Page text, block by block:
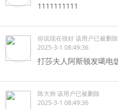
1111111111
你说现在很好该用户已被删除
2025-3-1 08:49:36
打莎夫人阿斯顿发噶电
陈大帅 该用户已被删除
2025-3-1 08:49:36